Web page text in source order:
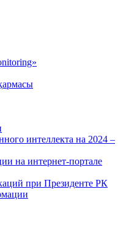
интеллекта на 2024 –
на интернет-портале
при Президенте РК